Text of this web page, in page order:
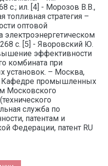
с.; ил. [4] - Морозов В.В.,
стратегия –
оптовой
с. [5] - Яворовский Ю.
эффективности
комбината при
установок. – Москва,
Кафедре промышленных
Московского
служба по
патентам и
Федерации, патент RU